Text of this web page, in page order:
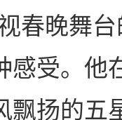
春晚舞
感受。他
飘扬的五